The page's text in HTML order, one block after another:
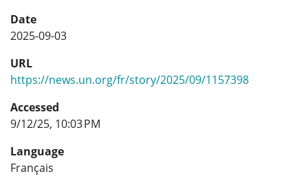
Date
2025-09-03
URL
https://news.un.org/fr/story/2025/09/1157398
Accessed
9/12/25, 10:03 PM
Language
Français